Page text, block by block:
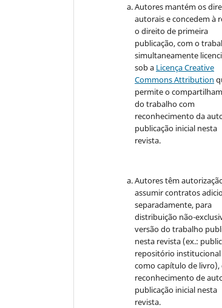
Autores mantém os
autorais e concedem à
o direito de primeira
publicação, com o
simultaneamente
sob a Licença Creative
Commons Attribution
permite o
do trabalho com
reconhecimento da
publicação inicial nesta
revista.
Autores têm
assumir contratos
separadamente, para
distribuição não-
versão do trabalho
nesta revista (ex.:
repositório institucional
como capítulo de livro),
reconhecimento de
publicação inicial nesta
revista.